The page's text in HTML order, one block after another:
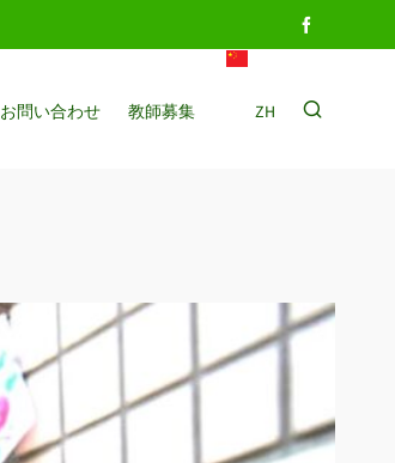
お問い合わせ 教師募集 ZH